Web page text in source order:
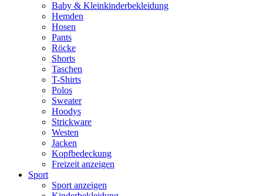
Baby & Kleinkinderbekleidung
Hemden
Hosen
Pants
Röcke
Shorts
Taschen
T-Shirts
Polos
Sweater
Hoodys
Strickware
Westen
Jacken
Kopfbedeckung
Freizeit anzeigen
Sport
Sport anzeigen